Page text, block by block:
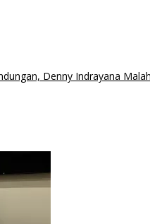
Denny Indrayana